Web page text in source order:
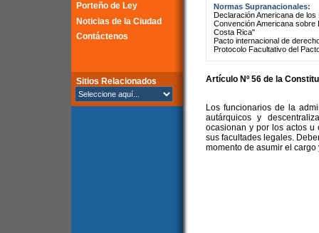
Porteño de Ley
Noticias de la Ciudad
Contáctenos
Sitios Relacionados
Normas Supranacionales:
Declaración Americana de
Convención Americana
Costa Rica"
Pacto internacional de
Protocolo Facultativo del
Artículo Nº 56 de la
Los funcionarios de la
autárquicos y
ocasionan y por los actos u
sus facultades legales.
momento de asumir el cargo